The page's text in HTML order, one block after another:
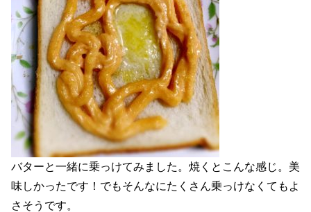
バターと一緒に乗っけてみました。焼くとこんな感じ。美
味しかったです！でもそんなにたくさん乗っけなくてもよ
さそうです。